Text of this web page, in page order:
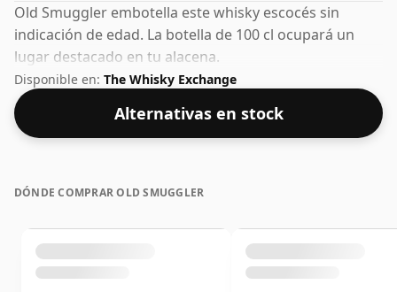
Old Smuggler embotella este whisky escocés sin
indicación de edad. La botella de 100 cl ocupará un
lugar destacado en tu alacena.
Disponible en: The Whisky Exchange
Alternativas en stock
DÓNDE COMPRAR OLD SMUGGLER